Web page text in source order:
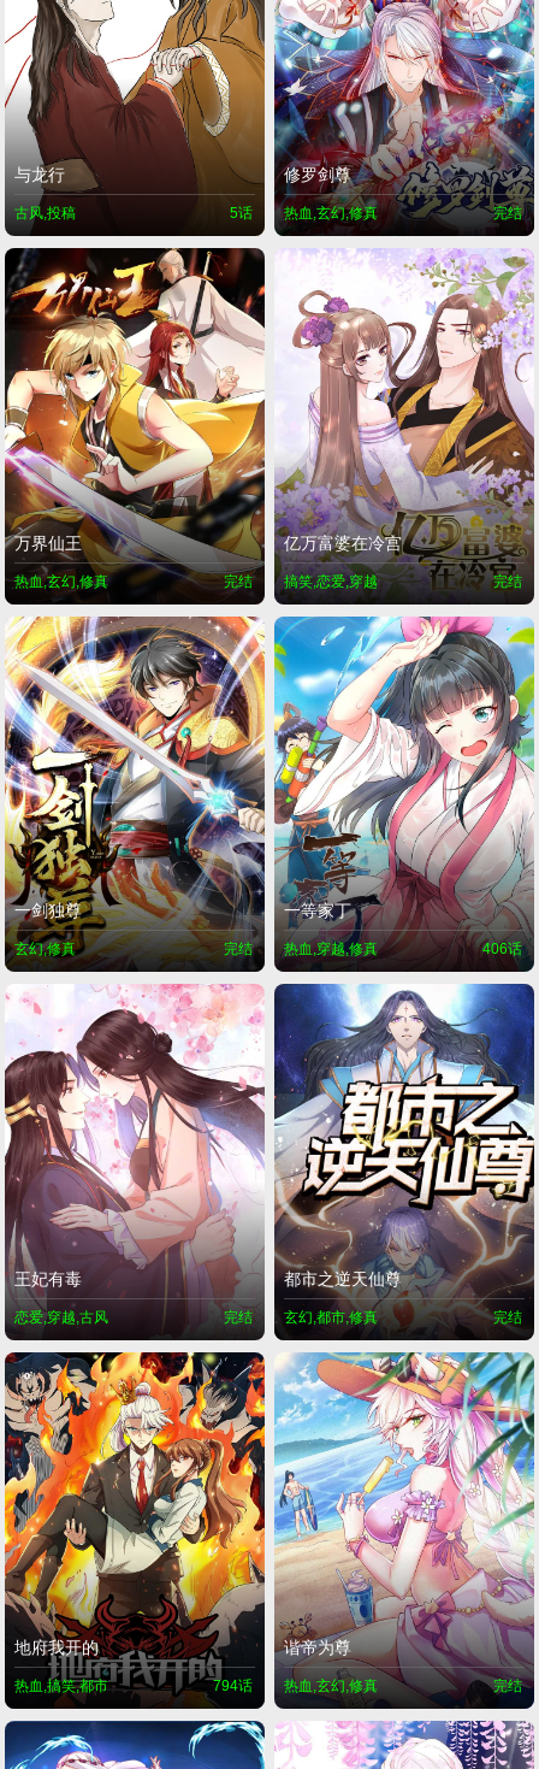
与龙行
古风,投稿 5话
修罗剑尊
热血,玄幻,修真 完结
万界仙王
热血,玄幻,修真 完结
亿万富婆在冷宫
搞笑,恋爱,穿越 完结
一剑独尊
玄幻,修真 完结
一等家丁
热血,穿越,修真 406话
王妃有毒
恋爱,穿越,古风 完结
都市之逆天仙尊
玄幻,都市,修真 完结
地府我开的
热血,搞笑,都市 794话
谐帝为尊
热血,玄幻,修真 完结